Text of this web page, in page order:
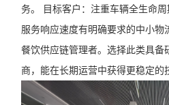
务。 目标客户：注重车辆全生命
服务响应速度有明确要求的中小物
餐饮供应链管理者。选择此类具备
商，能在长期运营中获得更稳定的